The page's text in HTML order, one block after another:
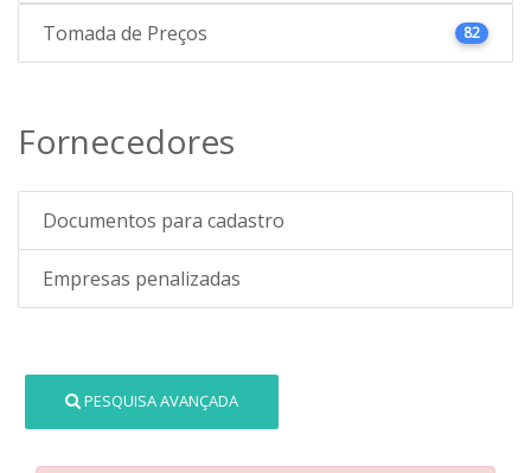
Tomada de Preços 82
Fornecedores
Documentos para cadastro
Empresas penalizadas
PESQUISA AVANÇADA